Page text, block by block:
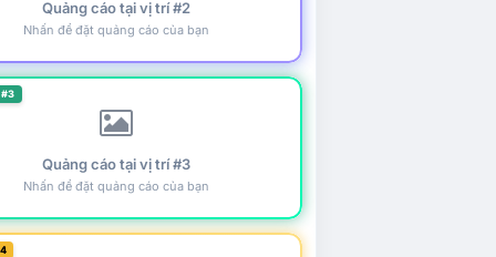
Quảng cáo tại vị trí #2
Nhấn để đặt quảng cáo của bạn
Quảng cáo tại vị trí #3
Nhấn để đặt quảng cáo của bạn